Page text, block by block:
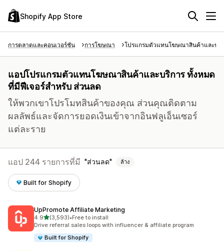
Shopify App Store
การตลาดและคอนเวอร์ชัน การโฆษณา โปรแกรมตัวแทนโฆษณาสินค้าและบริ
แอปโปรแกรมตัวแทนโฆษณาสินค้าและบริการ ทั้งหมด
ที่มีฟีเจอร์สำหรับ ส่วนลด
ให้พวกเขาโปรโมทสินค้าของคุณ ส่วนคุณติดตาม
ผลลัพธ์และจัดการยอดเงินเข้าจากอินฟลูเอ็นเซอร์
แต่ละราย
แอป 244 รายการที่มี ส่วนลด ล้าง
Built for Shopify
UpPromote Affiliate Marketing
4.9เต็ม 5 ดาว
(3,593)
ทั้งหมด 3593 รีวิว
•Free to install
Drive referral sales loops with influencer & affiliate program
Built for Shopify